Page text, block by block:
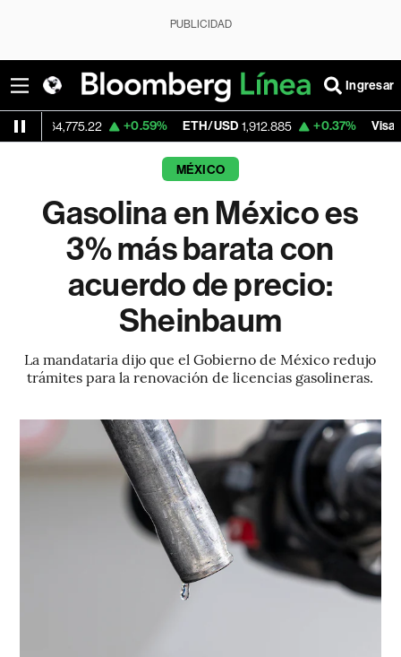
PUBLICIDAD
Ingresar
+0.59% ETH/USD 1,912.885 +0.37% Visa 362.90
MÉXICO
Gasolina en México es
3% más barata con
acuerdo de precio:
Sheinbaum
La mandataria dijo que el Gobierno de México redujo
trámites para la renovación de licencias gasolineras.